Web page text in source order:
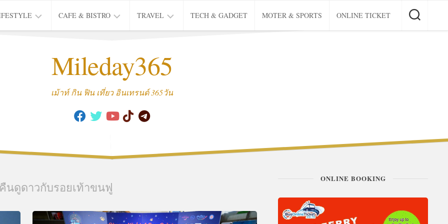
BEAUTY
CAFE & BISTRO
CAFE
TRAVEL
THAI
TRIP
TECH & GADGET MOTER & SPORTS ONLINE TICKET
Mileday365
เม้าท์ กิน ฟิน เที่ยว อินเทรนด์ 365วัน
นดูดาวกับรอยเท้าขนฟู
ONLINE BOOKING